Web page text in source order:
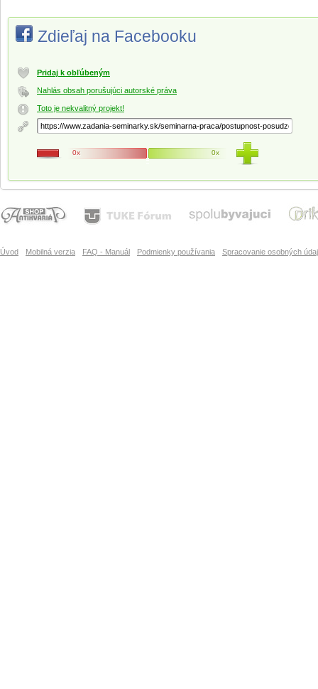
Zdieľaj na Facebooku
Pridaj k obľúbeným
Nahlás obsah porušujúci autorské práva
Toto je nekvalitný projekt!
0x 0x
Úvod Mobilná verzia FAQ - Manuál Podmienky používania Spracovanie osobných